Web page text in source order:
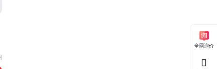
全网询价